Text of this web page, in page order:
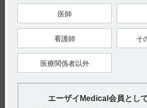
8. 重要な基本的注意
8.2 本剤の影響が翌朝以降に及び、眠気、
射運動能力等の低下が起こることがある
ど危険を伴う機械の操作に従事させない
また、インタビューフォームに重要な基
ついて以下の記載あります。（引用2）
5. 重要な基本的注意とその理由
8.2 本剤は投与翌日の持ち越し効果が少な
自動車運転技能に影響を及ぼさないこと
本剤の影響が翌朝以降に及び、眠気、注
動能力等の低下が起こる可能性があるこ
医師
看護師 そ
医療関係者以外
エーザイMedical会員とし